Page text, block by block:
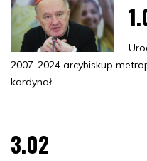
2007-2024 arcybiskup
kardynał.
3.02